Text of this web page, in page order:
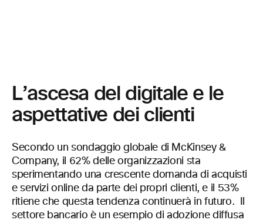
L’ascesa del digitale e le
aspettative dei clienti
Secondo un sondaggio globale di McKinsey &
Company, il 62% delle organizzazioni sta
sperimentando una crescente domanda di acquisti
e servizi online da parte dei propri clienti, e il 53%
ritiene che questa tendenza continuerà in futuro. Il
settore bancario è un esempio di adozione diffusa